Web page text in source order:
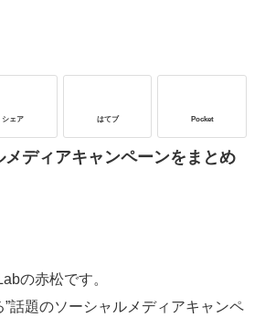
サービス資料
シェア はてブ Pocket
ディアキャンペーンをまとめ
の赤松です。
話題のソーシャルメディアキャンペ